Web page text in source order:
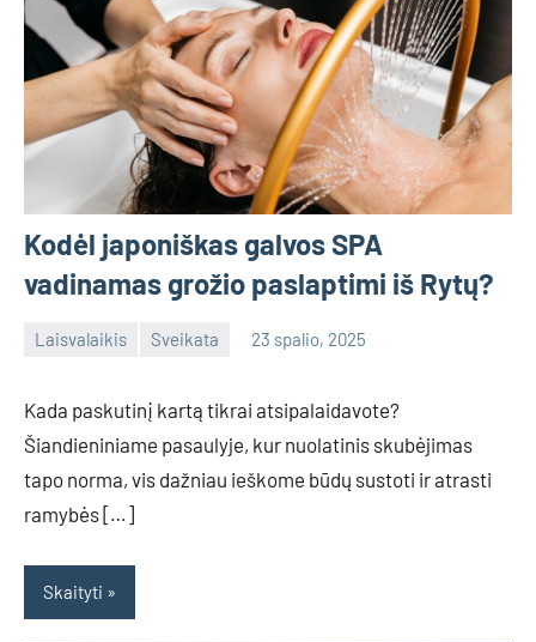
Kodėl japoniškas galvos SPA
vadinamas grožio paslaptimi iš Rytų?
Laisvalaikis Sveikata 23 spalio, 2025
Kada paskutinį kartą tikrai atsipalaidavote?
Šiandieniniame pasaulyje, kur nuolatinis skubėjimas
tapo norma, vis dažniau ieškome būdų sustoti ir atrasti
ramybės […]
Skaityti